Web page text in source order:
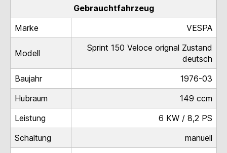
Gebrauchtfahrzeug
Marke
VESPA
Modell
Sprint 150 Veloce orignal Zustand
deutsch
Baujahr
1976-03
Hubraum
149 ccm
Leistung
6 KW / 8,2 PS
Schaltung
manuell